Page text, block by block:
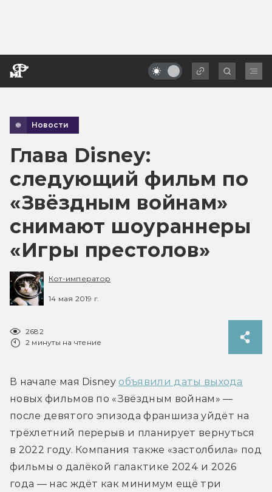
Новости
Глава Disney:
следующий фильм по
«Звёздным войнам»
снимают шоураннеры
«Игры престолов»
Кот-император
14 мая 2019 г.
2682
2 минуты на чтение
В начале мая Disney объявили даты выхода
новых фильмов по «Звёздным войнам» —
после девятого эпизода франшиза уйдёт на
трёхлетний перерыв и планирует вернуться
в 2022 году. Компания также «застолбила» под
фильмы о далёкой галактике 2024 и 2026
года — нас ждёт как минимум ещё три